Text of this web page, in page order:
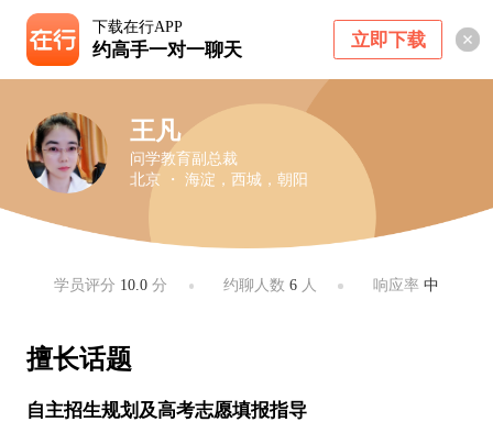
下载在行APP
约高手一对一聊天 立即下载
王凡
问学教育副总裁
北京 ・ 海淀，西城，朝阳
学员评分 10.0 分 约聊人数 6人 响应率 中
擅长话题
自主招生规划及高考志愿填报指导